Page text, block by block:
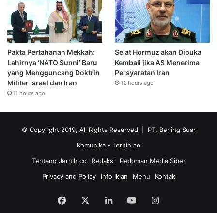
Pakta Pertahanan Mekkah:
Lahirnya ‘NATO Sunni’ Baru
yang Mengguncang Doktrin
Militer Israel dan Iran
11 hours ago
Selat Hormuz akan Dibuka
Kembali jika AS Menerima
Persyaratan Iran
12 hours ago
© Copyright 2019, All Rights Reserved | PT. Bening Suar
Komunika - Jernih.co
Tentang Jernih.co
Redaksi
Pedoman Media Siber
Privacy and Policy
Info Iklan Menu Kontak
Facebook LinkedInYouTubeInstagram